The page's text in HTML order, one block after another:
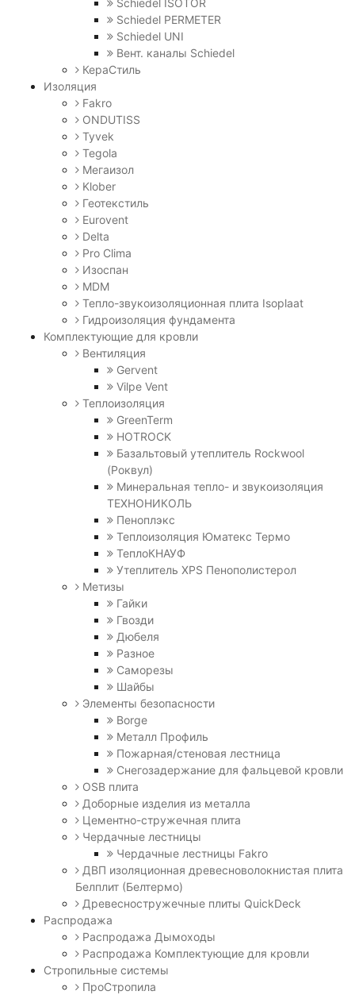
Schiedel ISOTOR
Schiedel PERMETER
Schiedel UNI
Вент. каналы Schiedel
КераСтиль
Изоляция
Fakro
ONDUTISS
Tyvek
Tegola
Мегаизол
Klober
Геотекстиль
Eurovent
Delta
Pro Clima
Изоспан
MDM
Тепло-звукоизоляционная плита Isoplaat
Гидроизоляция фундамента
Комплектующие для кровли
Вентиляция
Gervent
Vilpe Vent
Теплоизоляция
GreenTerm
HOTROCK
Базальтовый утеплитель Rockwool
(Роквул)
Минеральная тепло- и звукоизоляция
ТЕХНОНИКОЛЬ
Пеноплэкс
Теплоизоляция Юматекс Термо
ТеплоКНАУФ
Утеплитель XPS Пенополистерол
Метизы
Гайки
Гвозди
Дюбеля
Разное
Саморезы
Шайбы
Элементы безопасности
Borge
Металл Профиль
Пожарная/стеновая лестница
Снегозадержание для фальцевой кровли
OSB плита
Доборные изделия из металла
Цементно-стружечная плита
Чердачные лестницы
Чердачные лестницы Fakro
ДВП изоляционная древесноволокнистая плита
Белплит (Белтермо)
Древесностружечные плиты QuickDeck
Распродажа
Распродажа Дымоходы
Распродажа Комплектующие для кровли
Стропильные системы
ПроСтропила